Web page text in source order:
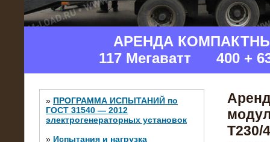
АРЕНДА
117 Мегаватт 400 +
» ПРОГРАММА ИСПЫТАНИЙ по
ГОСТ 31540 — 2012
электрогенераторных установок
» Испытания и нагрузка
Т230/